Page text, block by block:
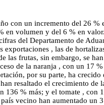
con un incremento del 26
volumen y del 6 % en
del Departamento de
, las de
las frutas, sin embargo, se
de la naranja , con un
por su parte, ha
resaltado el crecimiento
% más; y el tomate ,
vecino han aumentado